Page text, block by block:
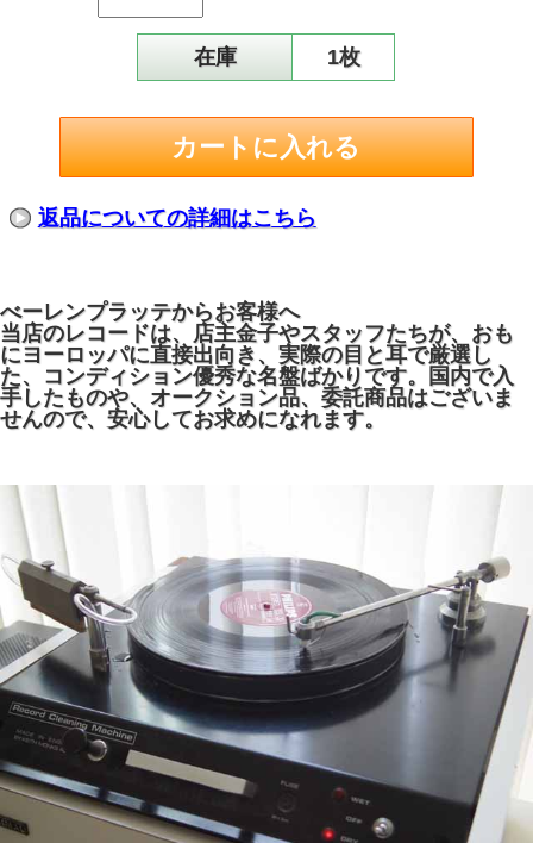
在庫 1枚
返品についての詳細はこちら
べーレンプラッテからお客様へ
当店のレコードは、店主金子やスタッフたちが、おも
にヨーロッパに直接出向き、実際の目と耳で厳選し
た、コンディション優秀な名盤ばかりです。国内で入
手したものや、オークション品、委託商品はございま
せんので、安心してお求めになれます。